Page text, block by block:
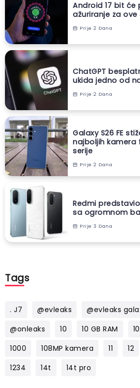
Android 17 bit će
ažuriranje za
Prije 2 Dana
ChatGPT
ukida jedno od
Prije 2 Dana
Galaxy S26 FE
najboljih kamera
serije
Prije 2 Dana
Redmi
sa ogromnom
Prije 3 Dana
Tags
. J7 @evleaks
@evleaks
@onleaks
10 10 GB RAM
1000
108MP kamera 11 12
1234
14t 14t pro